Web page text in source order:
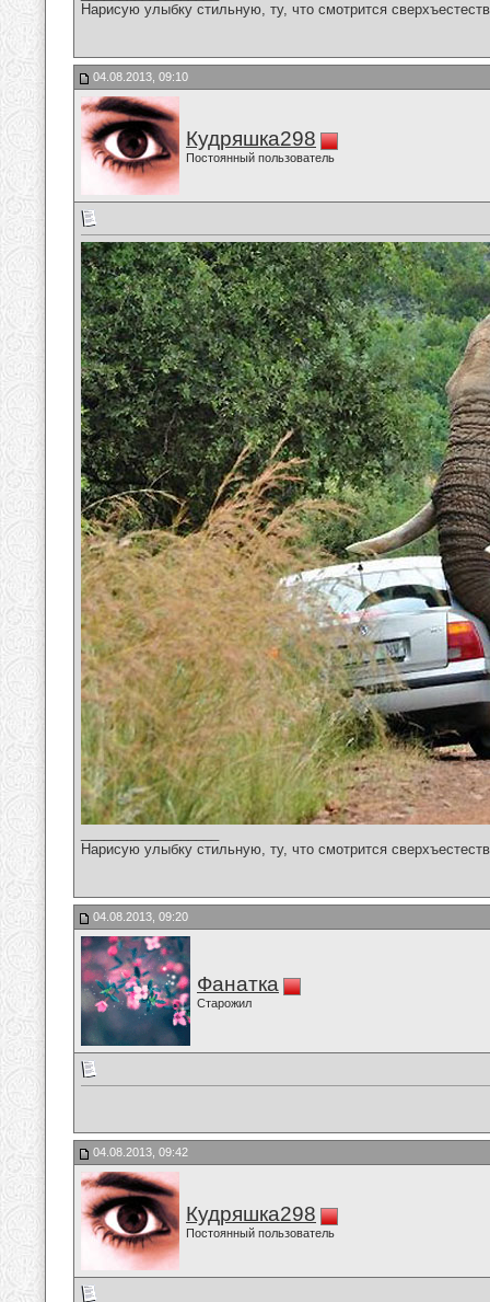
Нарисую улыбку стильную, ту, что смотрится
04.08.2013, 09:10
Кудряшка298
Постоянный пользователь
Нарисую улыбку стильную, ту, что смотрится
04.08.2013, 09:20
Фанатка
Старожил
04.08.2013, 09:42
Кудряшка298
Постоянный пользователь